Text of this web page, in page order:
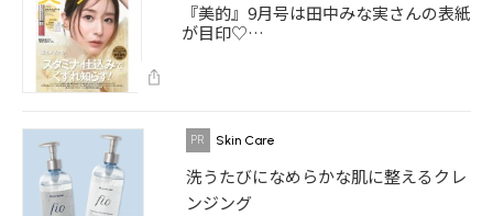
『美的』9月号は田中みな実さんの表紙
が目印♡…
Skin Care
洗うたびになめらかな肌に整えるクレ
ンジング